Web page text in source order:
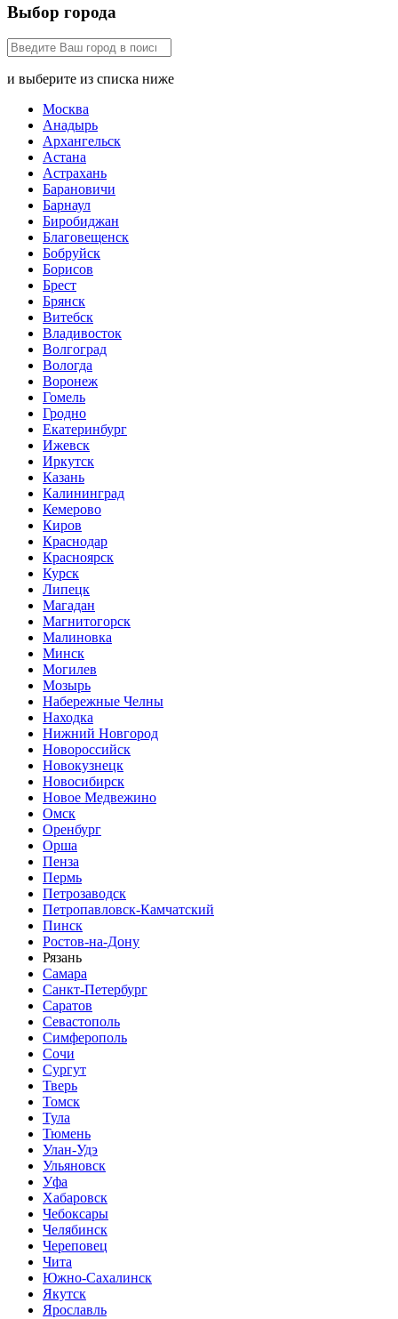
Выбор города
и выберите из списка ниже
Москва
Анадырь
Архангельск
Астана
Астрахань
Барановичи
Барнаул
Биробиджан
Благовещенск
Бобруйск
Борисов
Брест
Брянск
Витебск
Владивосток
Волгоград
Вологда
Воронеж
Гомель
Гродно
Екатеринбург
Ижевск
Иркутск
Казань
Калининград
Кемерово
Киров
Краснодар
Красноярск
Курск
Липецк
Магадан
Магнитогорск
Малиновка
Минск
Могилев
Мозырь
Набережные Челны
Находка
Нижний Новгород
Новороссийск
Новокузнецк
Новосибирск
Новое Медвежино
Омск
Оренбург
Орша
Пенза
Пермь
Петрозаводск
Петропавловск-Камчатский
Пинск
Ростов-на-Дону
Рязань
Самара
Санкт-Петербург
Саратов
Севастополь
Симферополь
Сочи
Сургут
Тверь
Томск
Тула
Тюмень
Улан-Удэ
Ульяновск
Уфа
Хабаровск
Чебоксары
Челябинск
Череповец
Чита
Южно-Сахалинск
Якутск
Ярославль